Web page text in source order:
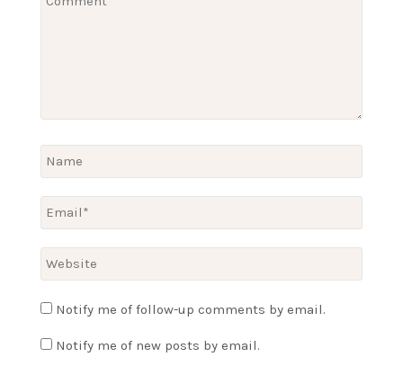
Notify me of follow-up comments by email.
Notify me of new posts by email.